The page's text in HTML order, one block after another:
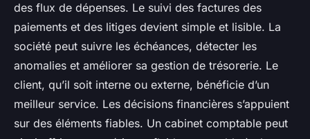
des flux de dépenses. Le suivi des factures des
paiements et des litiges devient simple et lisible. La
société peut suivre les échéances, détecter les
anomalies et améliorer sa gestion de trésorerie. Le
client, qu’il soit interne ou externe, bénéficie d’un
meilleur service. Les décisions financières s’appuient
sur des éléments fiables. Un cabinet comptable peut